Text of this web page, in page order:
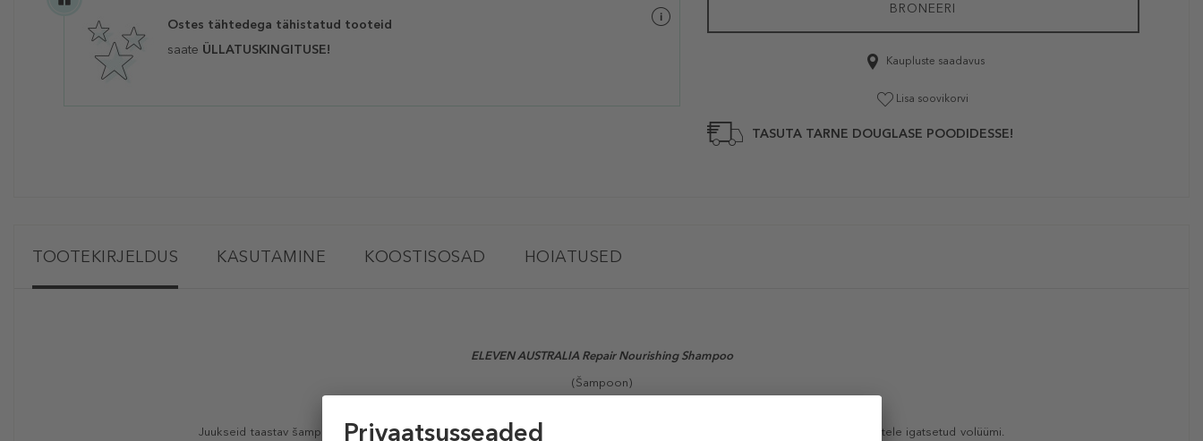
BRONEERI
Kaupluste saadavus
Lisa soovikorvi
TASUTA TARNE DOUGLASE POODIDESSE!
Ostes tähtedega tähistatud tooteid
saate ÜLLATUSKINGITUSE!
TOOTEKIRJELDUS KASUTAMINE KOOSTISOSAD HOIATUSED
ELEVEN AUSTRALIA Repair Nourishing Shampoo
(Šampoon)
Juukseid taastav šampoon on välja töötatud juustele elujõu lisamiseks ja kuumuse eest kaitsemiseks, lisades samal ajal juustele igatsetud volüümi.